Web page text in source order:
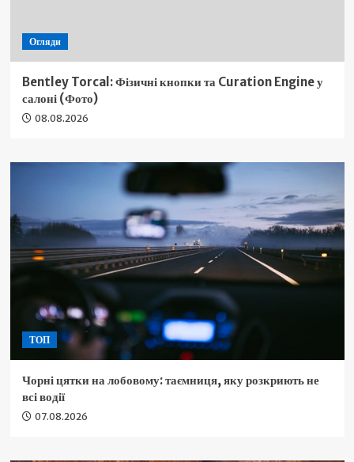
Огляди
Bentley Torcal: Фізичні кнопки та Curation Engine у
салоні (Фото)
08.08.2026
ТОП
Чорні цятки на лобовому: таємниця, яку розкриють не
всі водії
07.08.2026